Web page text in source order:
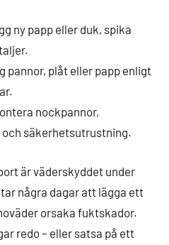
ny papp eller duk, spika
pannor, plåt eller papp enligt
nockpannor,
säkerhetsutrustning.
är väderskyddet under
några dagar att lägga ett
orsaka fuktskador.
redo – eller satsa på ett